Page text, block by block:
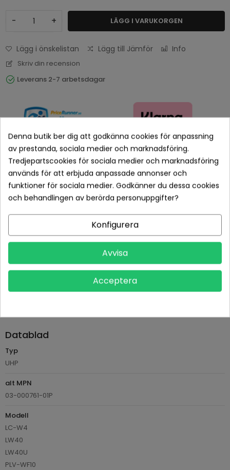
- + LÄGG I VARUKORGEN
Lägg i önskelistan Lägg till Jämför Info
Skriv din recension
Leverans 2-7 arbetsdagar
Betala tryggt med Klarna checkout
Leveranstid normalt 1-2 dagar med spårbar frakt
Returvillkor 14 dagars öppet köp (se köpvillkor)
PRODUKTDETALJER
TillverkarePhilips
Datablad
Typ
UHP
alt MPN
03-000761-01P
Modell
LC-W4
LW40
LW40U
PLV-WF10
Denna butik ber dig att godkänna cookies för anpassning
av prestanda, sociala medier och marknadsföring.
Tredjepartscookies för sociala medier och marknadsföring
används för att erbjuda anpassade annonser och
funktioner för sociala medier. Godkänner du dessa cookies
och behandlingen av berörda personuppgifter?
Konfigurera
Avvisa
Acceptera